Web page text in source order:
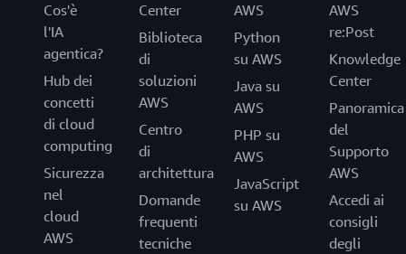
Cos'è
l'IA
agentica?
Hub dei
concetti
di cloud
computing
Sicurezza
nel
cloud
AWS
Center
Biblioteca
di
soluzioni
AWS
Centro
di
architettura
Domande
frequenti
tecniche
AWS
Python
su AWS
Java su
AWS
PHP su
AWS
JavaScript
su AWS
AWS
re:Post
Knowledge
Center
Panoramica
del
Supporto
AWS
Accedi ai
consigli
degli